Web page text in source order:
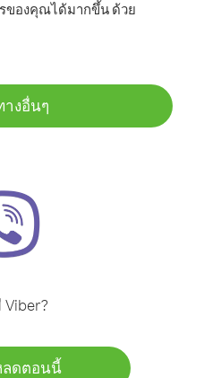
ของคุณได้มากขึ้น ด้วย
างอื่นๆ
Viber?
ดตอนนี้